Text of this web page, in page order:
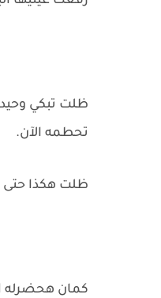
ظلت تبكي
تحطمه الآن.
ظلت هكذا حتى
كمان هحضرله